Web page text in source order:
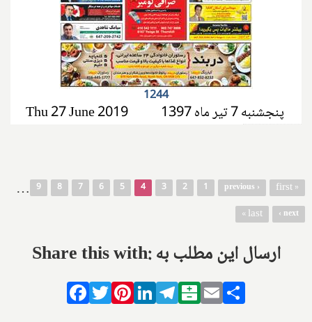
1244
پنجشنبه 7 تیر ماه 1397 Thu 27 June 2019
« first
‹ previous
1
2
3
4
5
6
7
8
9
…
next ›
last »
Share this with: ارسال این مطلب به
Facebook
TwitterPinterestLinkedIn
Telegram
Balatarin
Email